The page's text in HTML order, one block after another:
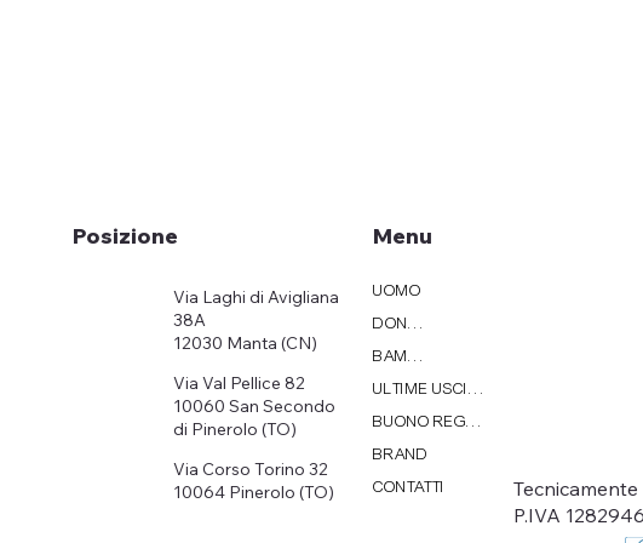
Posizione
Via Laghi di Avigliana
38A
12030 Manta (CN)
Via Val Pellice 82
10060 San Secondo
di Pinerolo (TO)
Via Corso Torino 32
10064 Pinerolo (TO)
Menu
UOMO
DONNA
BAMBINI
ULTIME USCITE
BUONO REGALO
BRAND
CONTATTI
P.IVA